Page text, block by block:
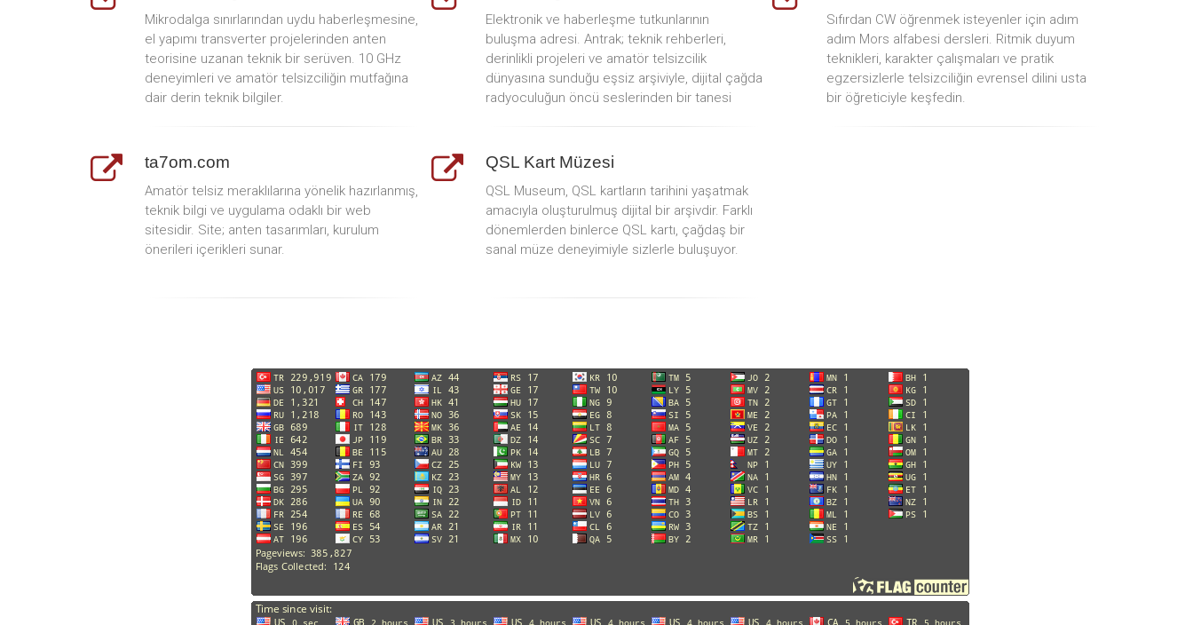
Mikrodalga sınırlarından uydu haberleşmesine,
el yapımı transverter projelerinden anten
teorisine uzanan teknik bir serüven. 10 GHz
deneyimleri ve amatör telsizciliğin mutfağına
dair derin teknik bilgiler.
Elektronik ve haberleşme tutkunlarının
buluşma adresi. Antrak; teknik rehberleri,
derinlikli projeleri ve amatör telsizcilik
dünyasına sunduğu eşsiz arşiviyle, dijital çağda
radyoculuğun öncü seslerinden bir tanesi
Sıfırdan CW öğrenmek isteyenler için adım
adım Mors alfabesi dersleri. Ritmik duyum
teknikleri, karakter çalışmaları ve pratik
egzersizlerle telsizciliğin evrensel dilini usta
bir öğreticiyle keşfedin.
ta7om.com
Amatör telsiz meraklılarına yönelik hazırlanmış,
teknik bilgi ve uygulama odaklı bir web
sitesidir. Site; anten tasarımları, kurulum
önerileri içerikleri sunar.
QSL Kart Müzesi
QSL Museum, QSL kartların tarihini yaşatmak
amacıyla oluşturulmuş dijital bir arşivdir. Farklı
dönemlerden binlerce QSL kartı, çağdaş bir
sanal müze deneyimiyle sizlerle buluşuyor.